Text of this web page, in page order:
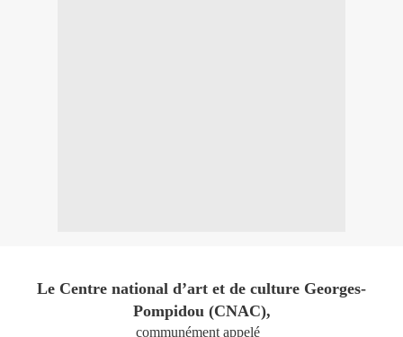
Le Centre national d’art et de culture Georges-
Pompidou (CNAC),
communément appelé